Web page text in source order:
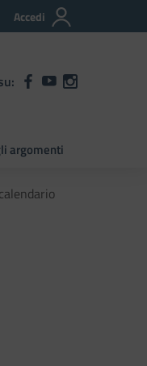
Accedi
argomenti